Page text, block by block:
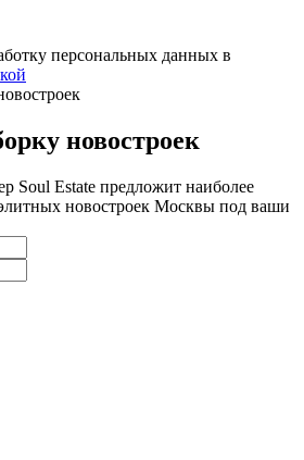
персональных данных в
новостроек
Soul Estate предложит наиболее
новостроек Москвы под ваши